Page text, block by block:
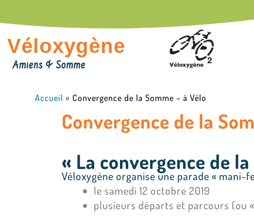
au
contenu
Véloxygène
Amiens & Somme
Accueil » Convergence de la Somme – à Vélo
Convergence de la
« La convergence de
Véloxygène organise une parade « mani-
le samedi 12 octobre 2019
plusieurs départs et parcours (ou